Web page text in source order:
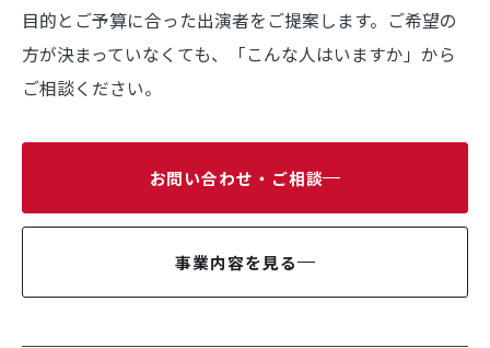
目的とご予算に合った出演者をご提案します。ご希望の
方が決まっていなくても、「こんな人はいますか」から
ご相談ください。
お問い合わせ・ご相談
事業内容を見る